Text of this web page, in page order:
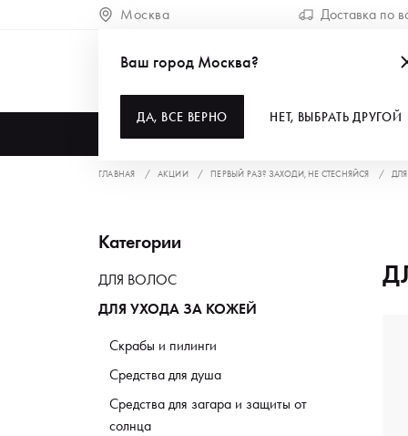
Москва Доставка по
Ваш город Москва?
ДА, ВСЕ ВЕРНО НЕТ, ВЫБРАТЬ ДРУГОЙ
ГЛАВНАЯ АКЦИИ ПЕРВЫЙ РАЗ? ЗАХОДИ, НЕ СТЕСНЯЙСЯ
Категории
ДЛЯ ВОЛОС
ДЛЯ УХОДА ЗА КОЖЕЙ
Скрабы и пилинги
Средства для душа
Средства для загара и защиты от
солнца